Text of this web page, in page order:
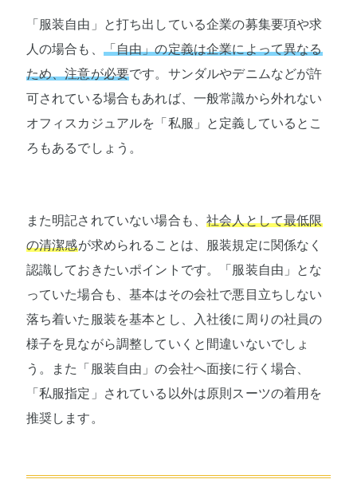
「服装自由」と打ち出している企業の募集要項や求
人の場合も、 「自由」の定義は企業によって異なる
ため、注意が必要です。サンダルやデニムなどが許
可されている場合もあれば、一般常識から外れない
オフィスカジュアルを「私服」と定義しているとこ
ろもあるでしょう。
また明記されていない場合も、社会人として最低限
の清潔感が求められることは、服装規定に関係なく
認識しておきたいポイントです。「服装自由」とな
っていた場合も、基本はその会社で悪目立ちしない
落ち着いた服装を基本とし、入社後に周りの社員の
様子を見ながら調整していくと間違いないでしょ
う。また「服装自由」の会社へ面接に行く場合、
「私服指定」されている以外は原則スーツの着用を
推奨します。